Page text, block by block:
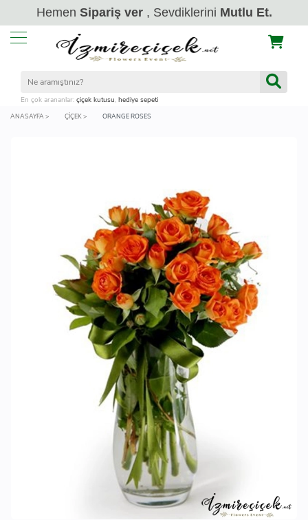
Hemen Sipariş ver, Sevdiklerini Mutlu Et.
En çok arananlar: çiçek kutusu, hediye sepeti
ANASAYFA > ÇIÇEK > ORANGE ROSES